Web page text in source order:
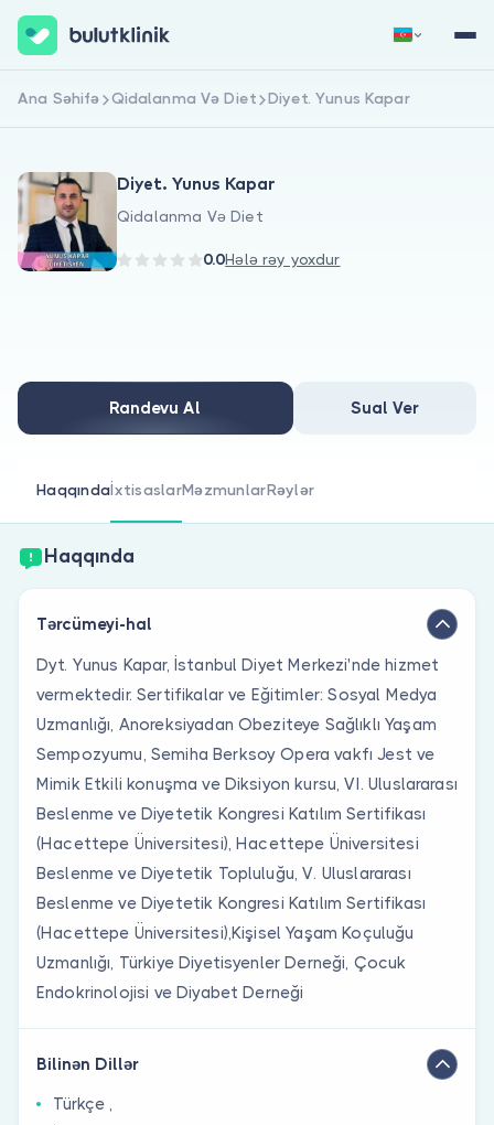
Həkimlər üçün
Həkim siniz?
Qeydiyyat Daxil Ol
Ana Səhifə Qidalanma Və Diet Diyet. Yunus Kapar
Diyet. Yunus Kapar
Qidalanma Və Diet
0.0Hələ rəy yoxdur
Randevu Al Sual Ver
HaqqındaİxtisaslarMəzmunlarRəylər
Haqqında
Tərcümeyi-hal
Dyt. Yunus Kapar, İstanbul Diyet Merkezi'nde hizmet
vermektedir. Sertifikalar ve Eğitimler: Sosyal Medya
Uzmanlığı, Anoreksiyadan Obeziteye Sağlıklı Yaşam
Sempozyumu, Semiha Berksoy Opera vakfı Jest ve
Mimik Etkili konuşma ve Diksiyon kursu, VI. Uluslararası
Beslenme ve Diyetetik Kongresi Katılım Sertifikası
(Hacettepe Üniversitesi), Hacettepe Üniversitesi
Beslenme ve Diyetetik Topluluğu, V. Uluslararası
Beslenme ve Diyetetik Kongresi Katılım Sertifikası
(Hacettepe Üniversitesi),Kişisel Yaşam Koçuluğu
Uzmanlığı, Türkiye Diyetisyenler Derneği, Çocuk
Endokrinolojisi ve Diyabet Derneği
Bilinən Dillər
Türkçe ,